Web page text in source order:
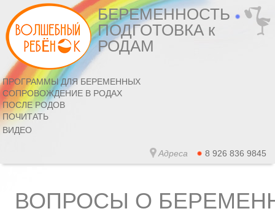
БЕРЕМЕННОСТЬ
ПОДГОТОВКА к
РОДАМ
ПРОГРАММЫ ДЛЯ БЕРЕМЕННЫХ
СОПРОВОЖДЕНИЕ В РОДАХ
ПОСЛЕ РОДОВ
ПОЧИТАТЬ
ВИДЕО
Адреса 8 926 836 9845
ВОПРОСЫ О